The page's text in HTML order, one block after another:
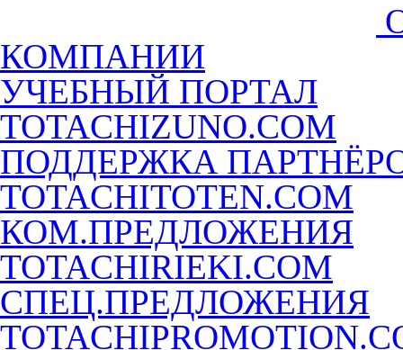
КОМПАНИИ
УЧЕБНЫЙ ПОРТАЛ
TOTACHIZUNO.COM
ПОДДЕРЖКА
TOTACHITOTEN.COM
КОМ.ПРЕДЛОЖЕНИЯ
TOTACHIRIEKI.COM
СПЕЦ.ПРЕДЛОЖЕНИЯ